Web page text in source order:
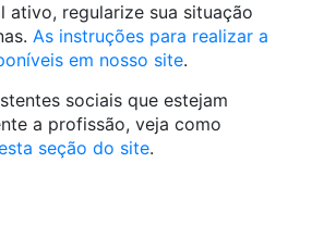
ativo, regularize sua situação
As instruções para realizar a
em nosso site.
sociais que estejam
a profissão, veja como
seção do site.